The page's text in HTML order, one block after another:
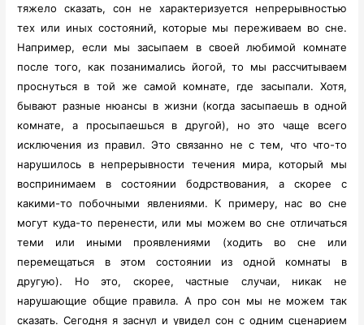
тяжело сказать, сон не характеризуется непрерывностью
тех или иных состояний, которые мы переживаем во сне.
Например, если мы засыпаем в своей любимой комнате
после того, как позанимались йогой, то мы рассчитываем
проснуться в той же самой комнате, где засыпали. Хотя,
бывают разные нюансы в жизни (когда засыпаешь в одной
комнате, а просыпаешься в другой), но это чаще всего
исключения из правил. Это связанно не с тем, что что-то
нарушилось в непрерывности течения мира, который мы
воспринимаем в состоянии бодрствования, а скорее с
какими-то побочными явлениями. К примеру, нас во сне
могут куда-то перенести, или мы можем во сне отличаться
теми или иными проявлениями (ходить во сне или
перемещаться в этом состоянии из одной комнаты в
другую). Но это, скорее, частные случаи, никак не
нарушающие общие правила. А про сон мы не можем так
сказать. Сегодня я заснул и увидел сон с одним сценарием